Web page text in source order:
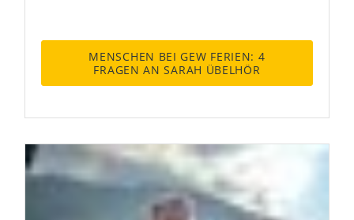
MENSCHEN BEI GEW FERIEN: 4
FRAGEN AN SARAH ÜBELHÖR